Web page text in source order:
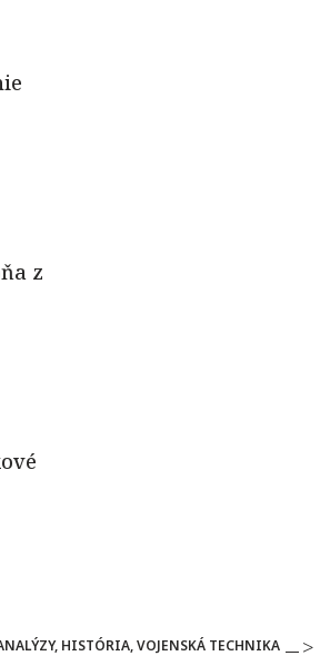
HISTÓRIA, VOJENSKÁ TECHNIKA